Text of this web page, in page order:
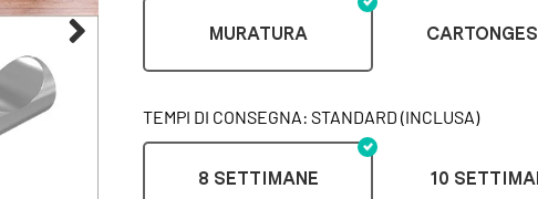
MURATURA
TEMPI DI CONSEGNA: STANDARD (INCLUSA)
8 SETTIMANE 10